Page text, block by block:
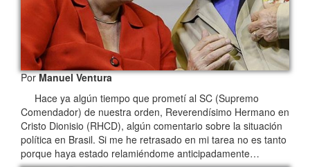
PorManuel Ventura
Hace ya algún tiempo que prometí al SC (Supremo
Comendador) de nuestra orden, Reverendísimo Hermano en
Cristo Dionisio (RHCD), algún comentario sobre la situación
política en Brasil. Si me he retrasado en mi tarea no es tanto
porque haya estado relamiéndome anticipadamente…